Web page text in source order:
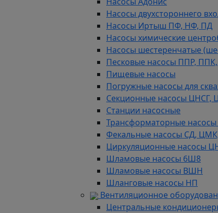
Насосы двухстороннего
Насосы Иртыш ПФ, НФ, ПД
Насосы химические
Насосы шестеренчатые
Песковые насосы ППР,
Пищевые насосы
Погружные насосы для
Секционные насосы ЦНСГ,
Станции насосные
Трансформаторные
Фекальные насосы СД,
Циркуляционные насосы
Шламовые насосы 6Ш8
Шламовые насосы ВШН
Шланговые насосы НП
Вентиляционное
Центральные